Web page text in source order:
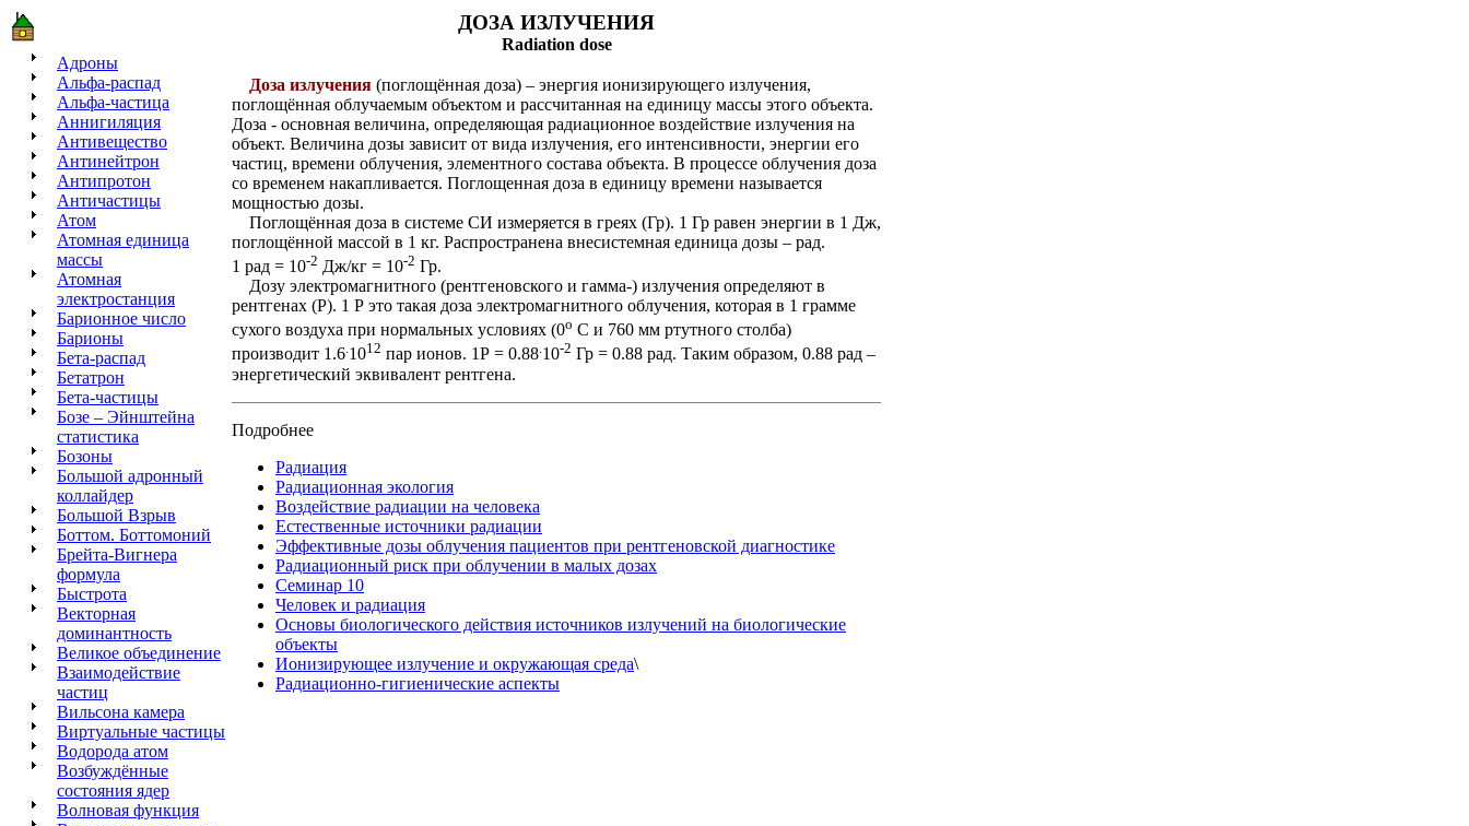
Адроны
Альфа-распад
Альфа-частица
Аннигиляция
Антивещество
Антинейтрон
Антипротон
Античастицы
Атом
Атомная единица
массы
Атомная
электростанция
Барионное число
Барионы
Бета-распад
Бетатрон
Бета-частицы
Бозе – Эйнштейна
статистика
Бозоны
Большой адронный
коллайдер
Большой Взрыв
Боттом. Боттомоний
Брейта-Вигнера
формула
Быстрота
Векторная
доминантность
Великое объединение
Взаимодействие
частиц
Вильсона камера
Виртуальные частицы
Водорода атом
Возбуждённые
состояния ядер
Волновая функция
ДОЗА ИЗЛУЧЕНИЯ
Radiation dose
Доза излучения (поглощённая доза) – энергия ионизирующего излучения,
поглощённая облучаемым объектом и рассчитанная на единицу массы этого объекта.
Доза - основная величина, определяющая радиационное воздействие излучения на
объект. Величина дозы зависит от вида излучения, его интенсивности, энергии его
частиц, времени облучения, элементного состава объекта. В процессе облучения доза
со временем накапливается. Поглощенная доза в единицу времени называется
мощностью дозы.
Поглощённая доза в системе СИ измеряется в греях (Гр). 1 Гр равен энергии в 1 Дж,
поглощённой массой в 1 кг. Распространена внесистемная единица дозы – рад.
1 рад = 10-2 Дж/кг = 10-2 Гр.
Дозу электромагнитного (рентгеновского и гамма-) излучения определяют в
рентгенах (Р). 1 Р это такая доза электромагнитного облучения, которая в 1 грамме
сухого воздуха при нормальных условиях (0о С и 760 мм ртутного столба)
производит 1.6.1012 пар ионов. 1Р = 0.88.10-2 Гр = 0.88 рад. Таким образом, 0.88 рад –
энергетический эквивалент рентгена.
Подробнее
Радиация
Радиационная экология
Воздействие радиации на человека
Естественные источники радиации
Эффективные дозы облучения пациентов при рентгеновской диагностике
Радиационный риск при облучении в малых дозах
Семинар 10
Человек и радиация
Основы биологического действия источников излучений на биологические
объекты
Ионизирующее излучение и окружающая среда\
Радиационно-гигиенические аспекты